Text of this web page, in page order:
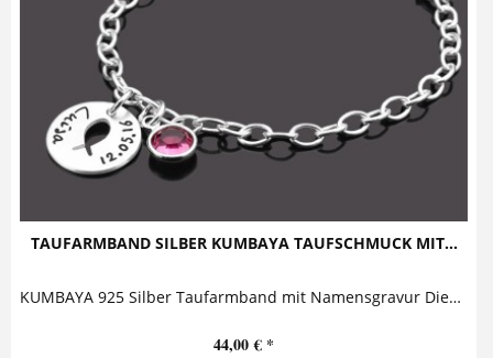
TAUFARMBAND SILBER KUMBAYA TAUFSCHMUCK MIT...
KUMBAYA 925 Silber Taufarmband mit Namensgravur Dieses bezaubernde Taufarmband mit Namensgravur aus 925 Sterling Silber besteht aus einem runden...
44,00 € *